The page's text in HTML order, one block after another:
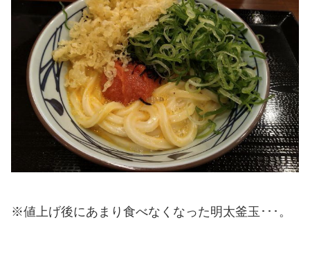
※値上げ後にあまり食べなくなった明太釜玉･･･。